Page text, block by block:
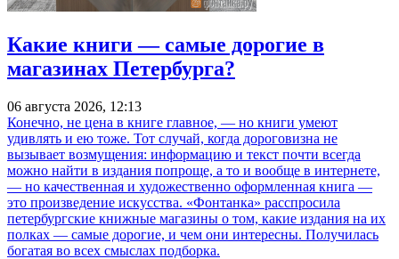
Какие книги — самые дорогие в
магазинах Петербурга?
06 августа 2026, 12:13
Конечно, не цена в книге главное, — но книги умеют
удивлять и ею тоже. Тот случай, когда дороговизна не
вызывает возмущения: информацию и текст почти всегда
можно найти в издания попроще, а то и вообще в интернете,
— но качественная и художественно оформленная книга —
это произведение искусства. «Фонтанка» расспросила
петербургские книжные магазины о том, какие издания на их
полках — самые дорогие, и чем они интересны. Получилась
богатая во всех смыслах подборка.